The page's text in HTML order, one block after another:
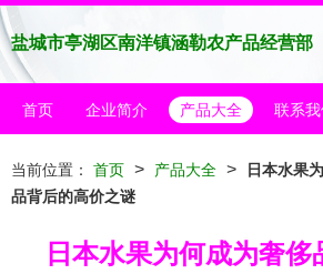
盐城市亭湖区南洋镇涵勒农产品经营部
首页 企业简介 产品大全 联系我
当前位置： 首页 > 产品大全 >
日本水果
品背后的高价之谜
日本水果为何成为奢侈